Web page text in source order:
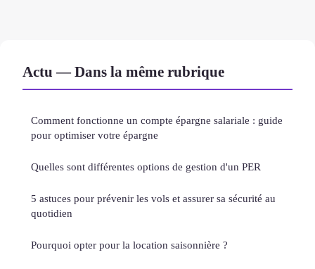
Actu — Dans la même rubrique
Comment fonctionne un compte épargne salariale : guide
pour optimiser votre épargne
Quelles sont différentes options de gestion d'un PER
5 astuces pour prévenir les vols et assurer sa sécurité au
quotidien
Pourquoi opter pour la location saisonnière ?